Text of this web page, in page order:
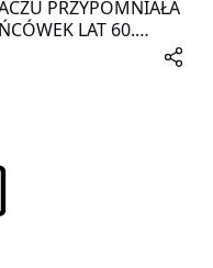
PRZYPOMNIAŁA
LAT 60.
JUŻ 18
ZAGRA KAPELA